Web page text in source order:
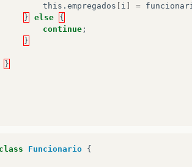
this . empregados i =
}
else
{
continue ;
}
}
class Funcionario {